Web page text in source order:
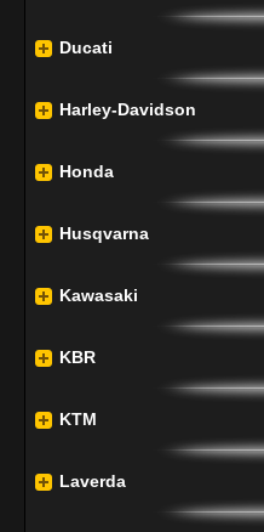
Ducati
Harley-Davidson
Honda
Husqvarna
Kawasaki
KBR
KTM
Laverda